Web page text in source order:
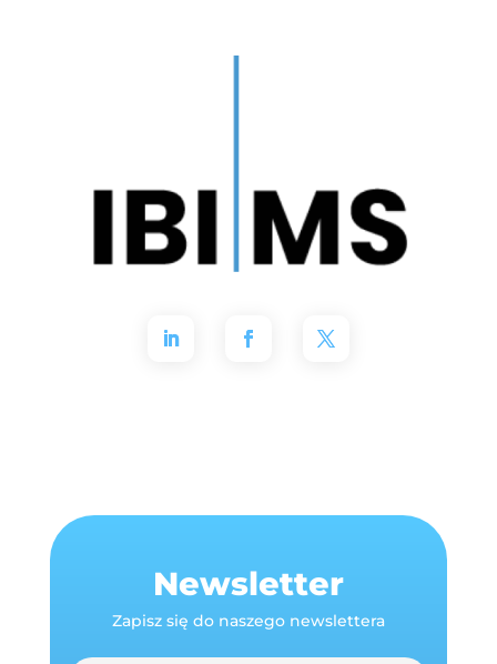
Newsletter
Zapisz się do naszego newslettera